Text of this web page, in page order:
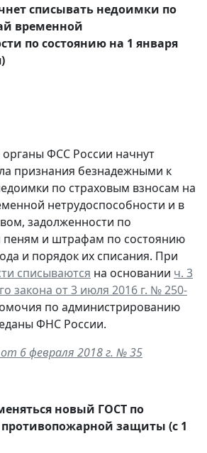
списывать недоимки по
временной
по состоянию на 1 января
ФСС России начнут
признания безнадежными к
по страховым взносам на
нетрудоспособности и в
задолженности по
пеням и штрафам по состоянию
и порядок их списания. При
списываются на основании ч. 3
закона от 3 июля 2016 г. № 250-
по администрированию
ФНС России.
6 февраля 2018 г. № 35
новый ГОСТ по
противопожарной защиты (с 1